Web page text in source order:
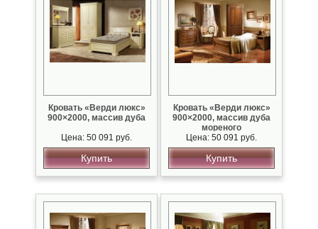
Кровать «Верди люкс»
900×2000, массив дуба
Цена: 50 091 руб.
Купить
Кровать «Верди люкс»
900×2000, массив дуба
мореного
Цена: 50 091 руб.
Купить